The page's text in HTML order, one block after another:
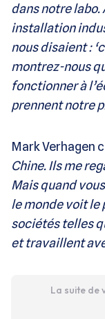
dans notre labo.
installation
nous disaient :
montrez-nous
fonctionner à
prennent notre
Mark Verhagen
Chine. Ils me
Mais quand
le monde voit
sociétés telles
et travaillent
La suite de